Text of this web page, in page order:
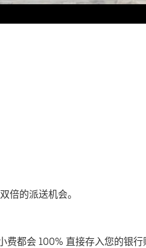
倍的派送机会。
都会 100% 直接存入您的银行